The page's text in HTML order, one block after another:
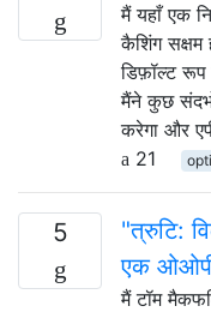
मैं यहाँ एक
कैशिंग सक्षम
डिफ़ॉल्ट
मैंने कुछ
करेगा और
21
5
"त्रुटि:
एक
मैं टॉम